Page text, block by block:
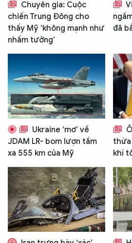
Chuyên gia: Cuộc
chiến Trung Đông cho
thấy Mỹ ‘không mạnh như
nhầm tưởng’
đã
Ukraine ‘mơ’ về
JDAM LR- bom lượn tầm
xa 555 km của Mỹ
thừa
khí
Hãy hỏi tôi bất kỳ điều gì
An Ninh Thủ Đô nhé. Tôi